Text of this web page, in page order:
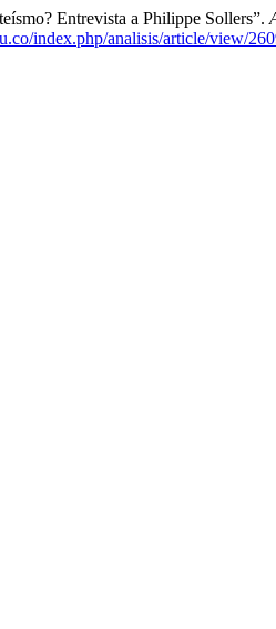
Entrevista a Philippe Sollers”.
index.php/analisis/article/view/